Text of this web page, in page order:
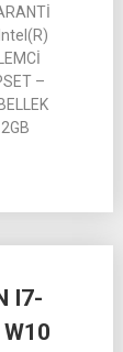
–
I7-